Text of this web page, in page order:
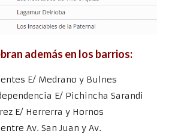
además en los barrios:
E/ Medrano y Bulnes
E/ Pichincha Sarandi
E/ Herrerra y Hornos
Av. San Juan y Av.